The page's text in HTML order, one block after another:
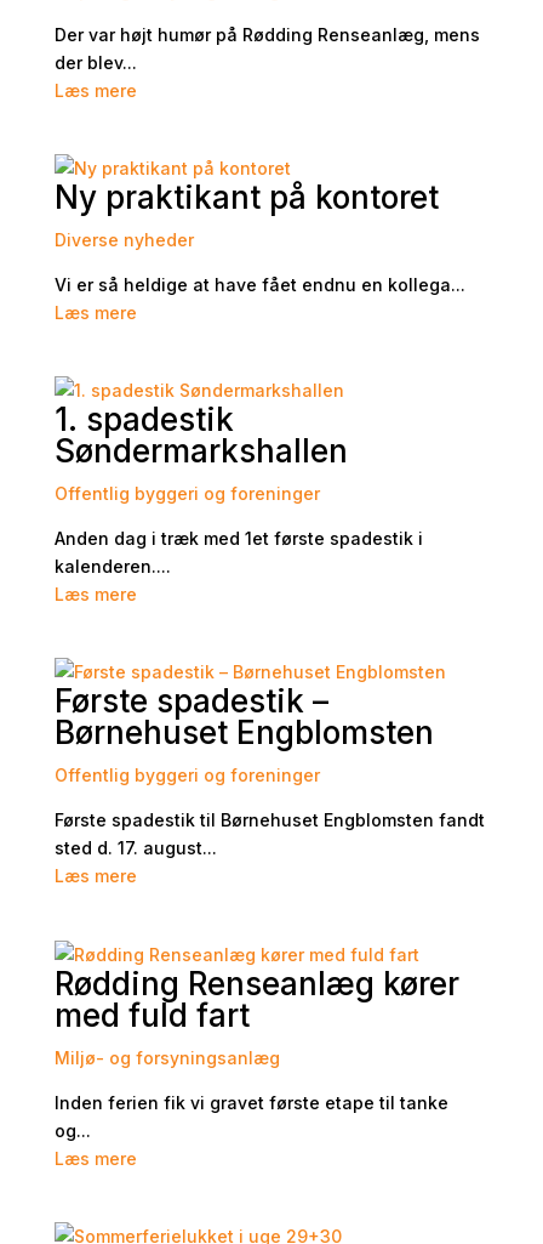
Der var højt humør på Rødding Renseanlæg, mens
der blev...
Læs mere
Ny praktikant på kontoret
Diverse nyheder
Vi er så heldige at have fået endnu en kollega...
Læs mere
1. spadestik
Søndermarkshallen
Offentlig byggeri og foreninger
Anden dag i træk med 1et første spadestik i
kalenderen....
Læs mere
Første spadestik –
Børnehuset Engblomsten
Offentlig byggeri og foreninger
Første spadestik til Børnehuset Engblomsten fandt
sted d. 17. august...
Læs mere
Rødding Renseanlæg kører
med fuld fart
Miljø- og forsyningsanlæg
Inden ferien fik vi gravet første etape til tanke
og...
Læs mere